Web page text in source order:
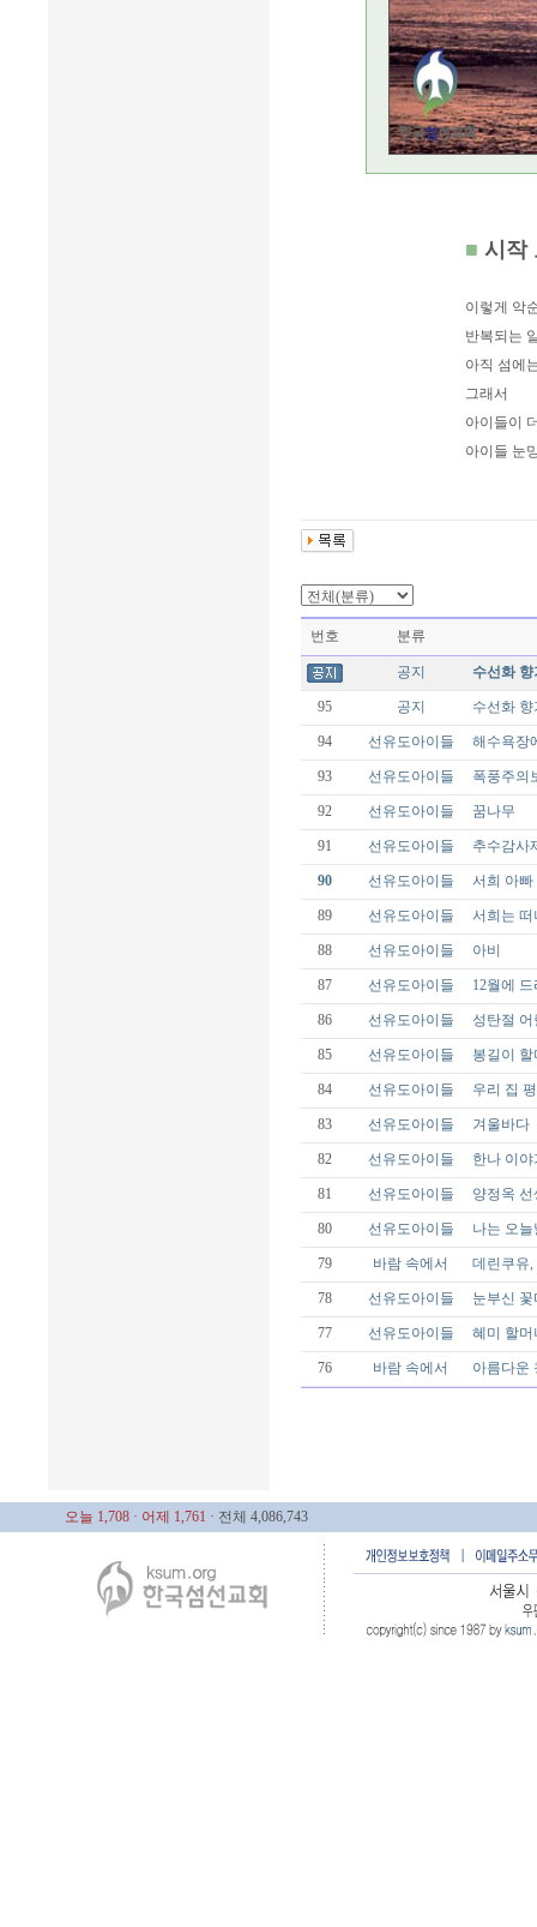
■ 시작
이렇게 악
반복되는
아직 섬에
그래서
아이들이
아이들 눈
번호 분류
공지 수선화
95 공지 수선화
94 선유도아이들 해수욕장
93 선유도아이들 폭풍주의
92 선유도아이들 꿈나무
91 선유도아이들 추수감사
90 선유도아이들 서희 아빠
89 선유도아이들 서희는 떠
88 선유도아이들 아비
87 선유도아이들 12월에
86 선유도아이들 성탄절
85 선유도아이들 봉길이 할
84 선유도아이들 우리 집
83 선유도아이들 겨울바다
82 선유도아이들 한나 이야
81 선유도아이들 양정옥 선
80 선유도아이들 나는 오
79 바람 속에서 데린쿠유,
78 선유도아이들 눈부신
77 선유도아이들 혜미 할머
76 바람 속에서 아름다운
오늘 1,708 · 어제 1,761 · 전체 4,086,743